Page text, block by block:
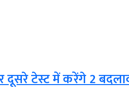
दूसरे टेस्ट में करेंगे 2